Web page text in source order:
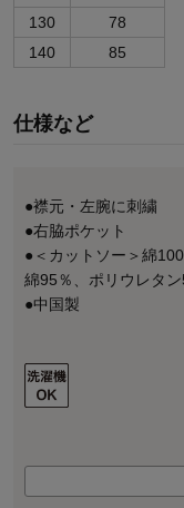
130
78
140
85
仕様など
●襟元・左腕に刺繍
●右脇ポケット
●＜カットソー＞綿
綿95％、ポリウレタ
●中国製